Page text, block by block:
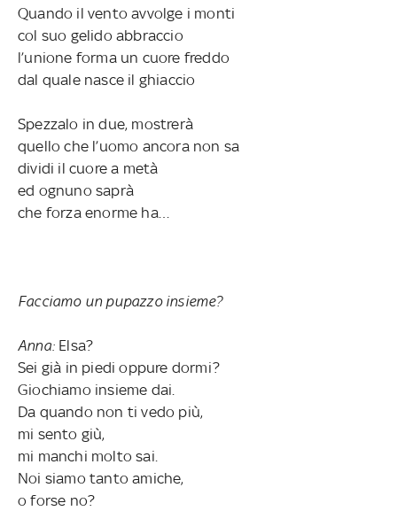
Quando il vento avvolge i monti
col suo gelido abbraccio
l’unione forma un cuore freddo
dal quale nasce il ghiaccio
Spezzalo in due, mostrerà
quello che l’uomo ancora non sa
dividi il cuore a metà
ed ognuno saprà
che forza enorme ha…
Facciamo un pupazzo insieme?
Anna:Elsa?
Sei già in piedi oppure dormi?
Giochiamo insieme dai.
Da quando non ti vedo più,
mi sento giù,
mi manchi molto sai.
Noi siamo tanto amiche,
o forse no?